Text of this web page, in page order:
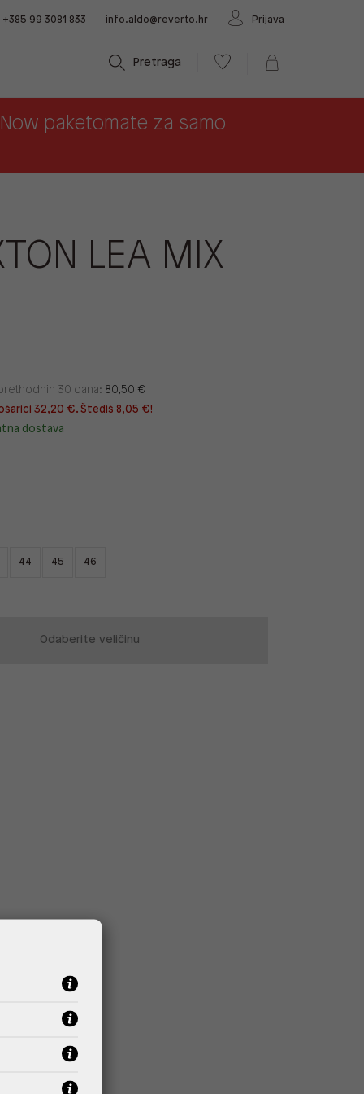
+385 99 3081 833 info.aldo@reverto.hr Prijava
Pretraga
paketomate za samo
LEA MIX
30 dana: 80,50 €
32,20 €. Štediš 8,05 €!
dostava
44 45 46
Odaberite veličinu